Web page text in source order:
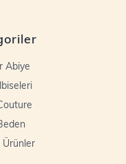
Abiye
Ürünler